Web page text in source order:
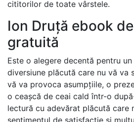
cititorilor de toate vârstele.
Ion Druță ebook
gratuită
Este o alegere decentă pentru
diversiune plăcută care nu vă va
vă va provoca asumpțiile, o
o ceașcă de ceai cald într-o
lectură cu adevărat plăcută care
sentimentul de satisfacție și